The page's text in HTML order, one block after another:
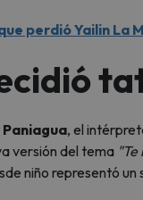
perdió Yailin La
, el
versión del tema
niño representó un